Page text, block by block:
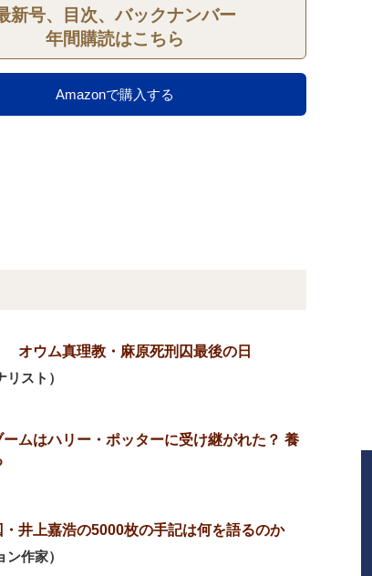
新号、目次、バックナンバー
年間購読はこちら
Amazonで購入する
オウム真理教・麻原死刑囚最後の日
スト）
ムはハリー・ポッターに受け継がれた？ 養
井上嘉浩の5000枚の手記は何を語るのか
作家）